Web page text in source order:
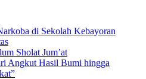
di Sekolah Kebayoran
Sholat Jum’at
Angkut Hasil Bumi hingga